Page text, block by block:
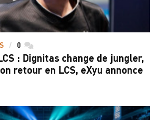
0 commentaires
: Dignitas change de jungler,
retour en LCS, eXyu annonce